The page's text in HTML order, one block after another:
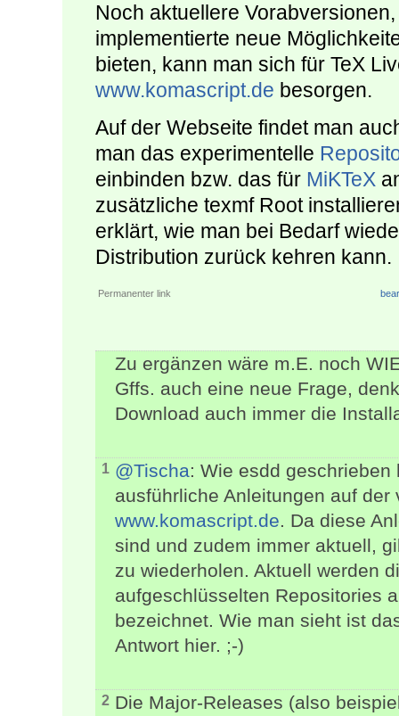
Noch aktuellere
implementierte neue
bieten, kann man sich für TeX
www.komascript.de besorgen.
Auf der Webseite findet man
man das experimentelle
einbinden bzw. das für MiKTeX
zusätzliche texmf Root
erklärt, wie man bei Bedarf
Distribution zurück kehren kann.
Permanenter link
Zu ergänzen wäre m.E. noch
Gffs. auch eine neue Frage,
Download auch immer die
1 @Tischa: Wie esdd
ausführliche Anleitungen auf
www.komascript.de. Da diese
sind und zudem immer aktuell,
zu wiederholen. Aktuell werden
aufgeschlüsselten Repositories
bezeichnet. Wie man sieht ist
Antwort hier. ;-)
2 Die Major-Releases (also